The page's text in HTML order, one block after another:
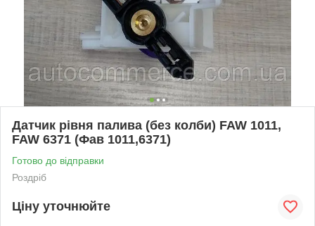
Датчик рівня палива (без колби) FAW 1011,
FAW 6371 (Фав 1011,6371)
Готово до відправки
Роздріб
Ціну уточнюйте